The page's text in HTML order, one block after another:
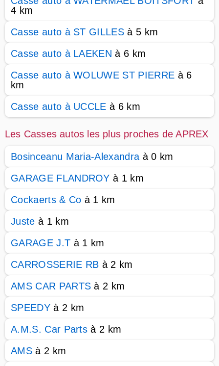
4 km
Casse auto à ST GILLES à 5 km
Casse auto à LAEKEN à 6 km
Casse auto à WOLUWE ST PIERRE à 6
km
Casse auto à UCCLE à 6 km
Les Casses autos les plus proches de APREX
Bosinceanu Maria-Alexandra à 0 km
GARAGE FLANDROY à 1 km
Cockaerts & Co à 1 km
Juste à 1 km
GARAGE J.T à 1 km
CARROSSERIE RB à 2 km
AMS CAR PARTS à 2 km
SPEEDYà 2 km
A.M.S. Car Parts à 2 km
AMSà 2 km